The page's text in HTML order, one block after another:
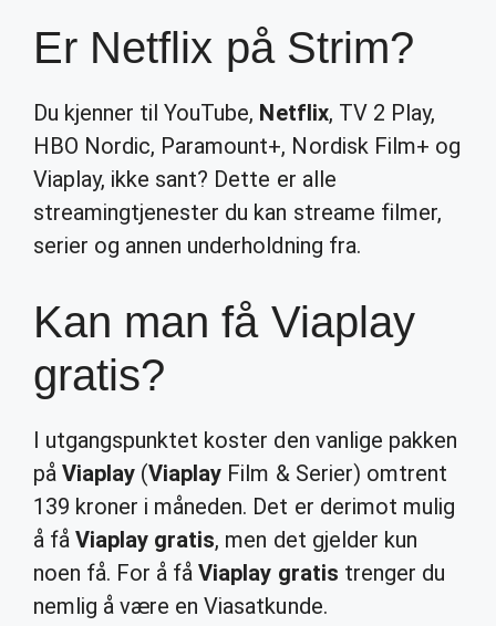
Er Netflix på Strim?
Du kjenner til YouTube, Netflix, TV 2 Play,
HBO Nordic, Paramount+, Nordisk Film+ og
Viaplay, ikke sant? Dette er alle
streamingtjenester du kan streame filmer,
serier og annen underholdning fra.
Kan man få Viaplay
gratis?
I utgangspunktet koster den vanlige pakken
påViaplay (Viaplay Film & Serier) omtrent
139 kroner i måneden. Det er derimot mulig
å fåViaplay gratis, men det gjelder kun
noen få. For å fåViaplay gratis trenger du
nemlig å være en Viasatkunde.